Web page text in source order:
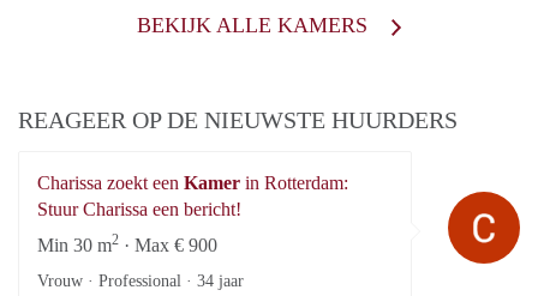
BEKIJK ALLE KAMERS
REAGEER OP DE NIEUWSTE HUURDERS
Charissa zoekt een Kamer in Rotterdam:
Stuur Charissa een bericht!
Min 30 m2 · Max € 900
Vrouw · Professional · 34 jaar